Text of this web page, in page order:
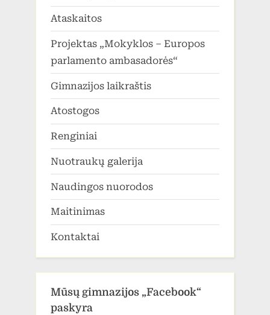
Ataskaitos
Projektas „Mokyklos – Europos
parlamento ambasadorės“
Gimnazijos laikraštis
Atostogos
Renginiai
Nuotraukų galerija
Naudingos nuorodos
Maitinimas
Kontaktai
Mūsų gimnazijos „Facebook“
paskyra